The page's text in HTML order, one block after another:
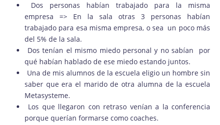
Dos personas habían trabajado para la misma
empresa => En la sala otras 3 personas habían
trabajado para esa misma empresa, o sea un poco más
del 5% de la sala.
Dos tenían el mismo miedo personal y no sabían por
qué habían hablado de ese miedo estando juntos.
Una de mis alumnos de la escuela eligio un hombre sin
saber que era el marido de otra alumna de la escuela
Metasysteme.
Los que llegaron con retraso venían a la conferencia
porque querían formarse como coaches.